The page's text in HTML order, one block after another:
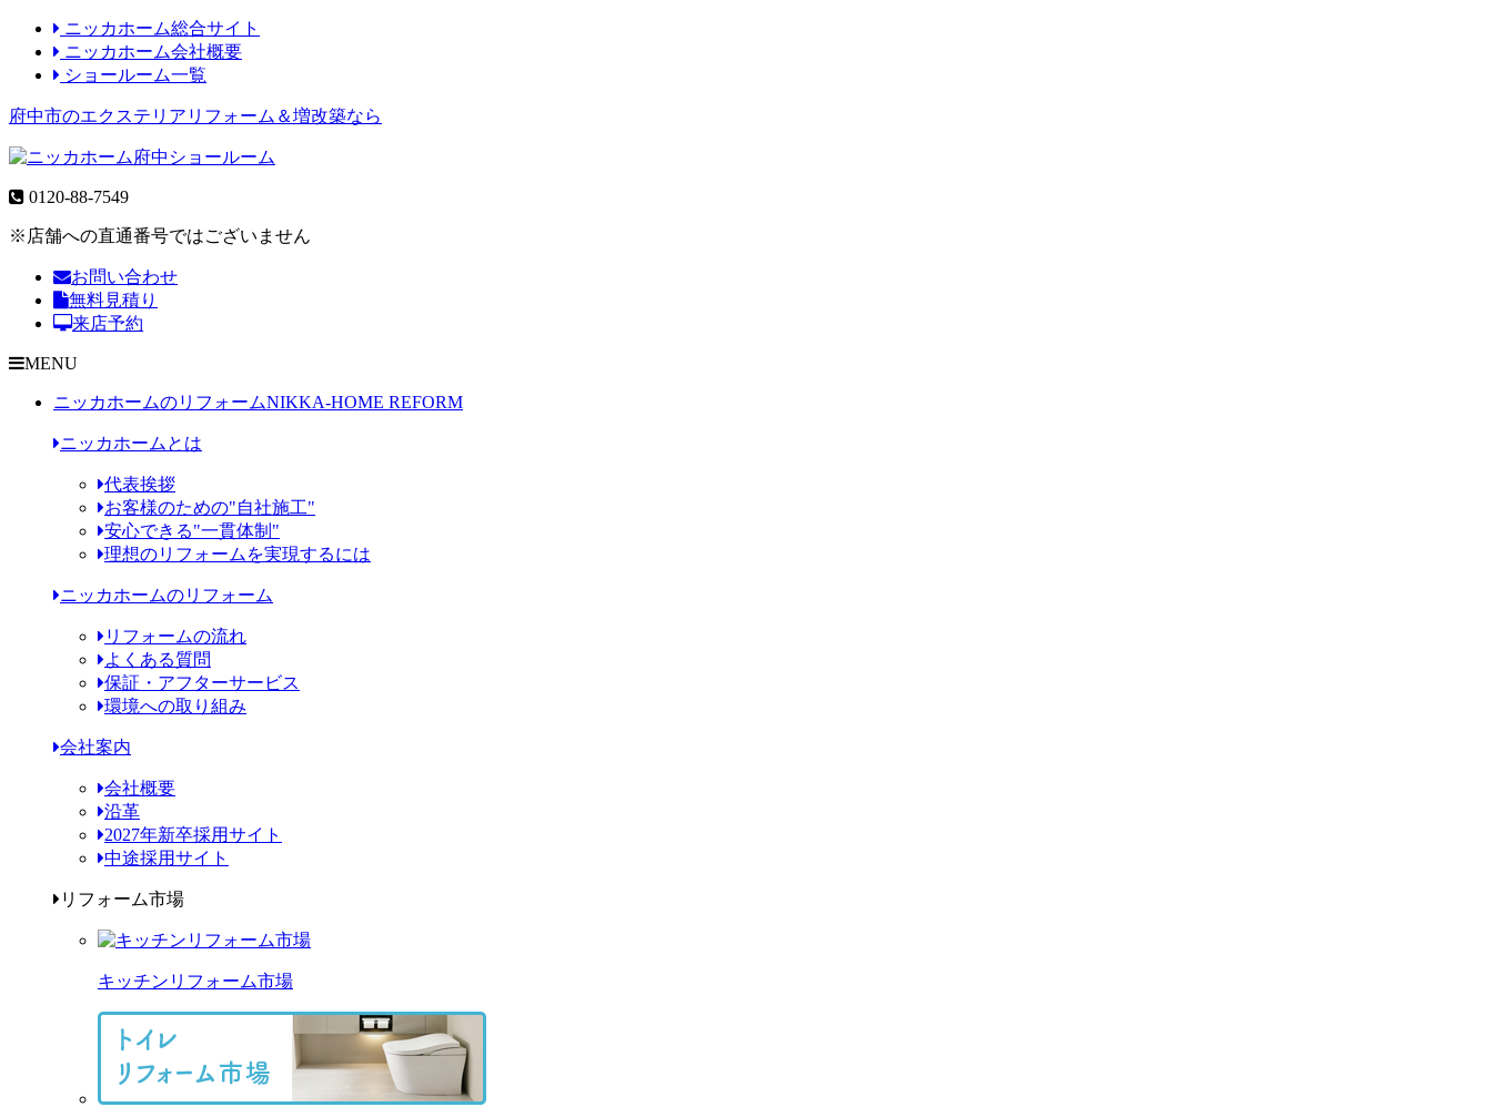
ニッカホーム総合サイト
ニッカホーム会社概要
ショールーム一覧
府中市のエクステリアリフォーム＆増改築なら
0120-88-7549
※店舗への直通番号ではございません
お問い合わせ
無料見積り
来店予約
MENU
ニッカホームのリフォームNIKKA-HOME REFORM
ニッカホームとは
代表挨拶
お客様のための"自社施工"
安心できる"一貫体制"
理想のリフォームを実現するには
ニッカホームのリフォーム
リフォームの流れ
よくある質問
保証・アフターサービス
環境への取り組み
会社案内
会社概要
沿革
2027年新卒採用サイト
中途採用サイト
リフォーム市場
キッチンリフォーム市場